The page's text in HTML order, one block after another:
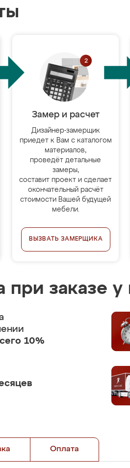
Замер и расчет
Дизайнер-замерщик
приедет к Вам с каталогом
материалов,
проведёт детальные
замеры,
составит проект и сделает
окончательный расчёт
стоимости Вашей будущей
мебели.
ВЫЗВАТЬ ЗАМЕРЩИКА
при заказе у
10%
Оплата